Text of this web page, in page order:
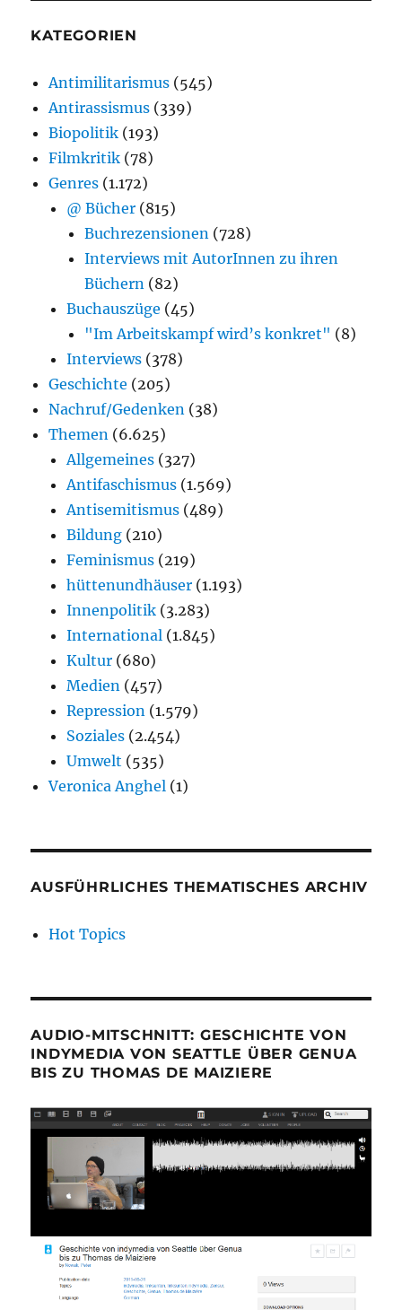
KATEGORIEN
Antimilitarismus (545)
Antirassismus (339)
Biopolitik (193)
Filmkritik (78)
Genres (1.172)
@ Bücher (815)
Buchrezensionen (728)
Interviews mit AutorInnen zu ihren
Büchern (82)
Buchauszüge (45)
"Im Arbeitskampf wird’s konkret" (8)
Interviews (378)
Geschichte (205)
Nachruf/Gedenken (38)
Themen (6.625)
Allgemeines (327)
Antifaschismus (1.569)
Antisemitismus (489)
Bildung (210)
Feminismus (219)
hüttenundhäuser (1.193)
Innenpolitik (3.283)
International (1.845)
Kultur (680)
Medien (457)
Repression (1.579)
Soziales (2.454)
Umwelt (535)
Veronica Anghel (1)
AUSFÜHRLICHES THEMATISCHES ARCHIV
Hot Topics
AUDIO-MITSCHNITT: GESCHICHTE VON
INDYMEDIA VON SEATTLE ÜBER GENUA
BIS ZU THOMAS DE MAIZIERE